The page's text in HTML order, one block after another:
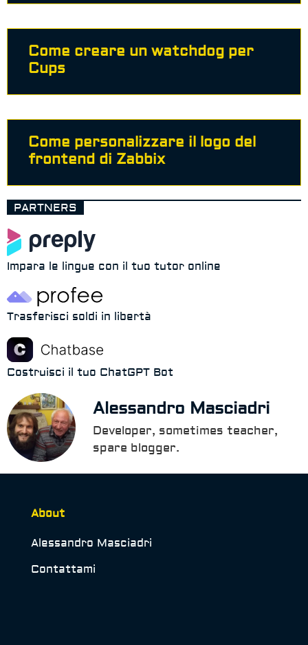
Come creare un watchdog per
Cups
Come personalizzare il logo del
frontend di Zabbix
PARTNERS
Impara le lingue con il tuo tutor online
Trasferisci soldi in libertà
Costruisci il tuo ChatGPT Bot
Alessandro Masciadri
Developer, sometimes teacher,
spare blogger.
About
Alessandro Masciadri
Contattami